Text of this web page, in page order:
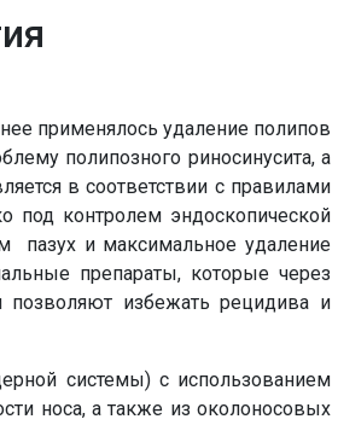
применялось удаление полипов
полипозного риносинусита, а
в соответствии с правилами
под контролем эндоскопической
пазух и максимальное удаление
препараты, которые через
позволяют избежать рецидива и
системы) с использованием
носа, а также из околоносовых